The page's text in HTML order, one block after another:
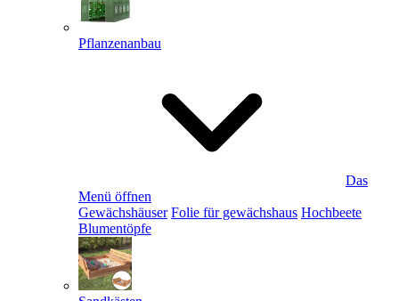
Pflanzenanbau
Das
Menü öffnen
Gewächshäuser Folie für gewächshaus Hochbeete
Blumentöpfe